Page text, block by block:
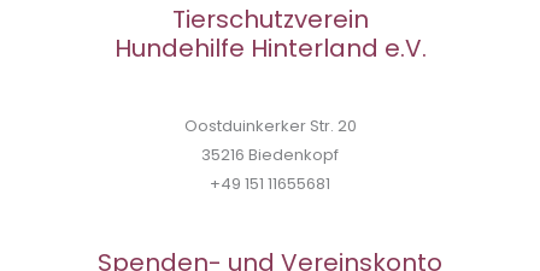
Tierschutzverein
Hundehilfe Hinterland e.V.
Oostduinkerker Str. 20
35216 Biedenkopf
+49 151 11655681
Spenden- und Vereinskonto